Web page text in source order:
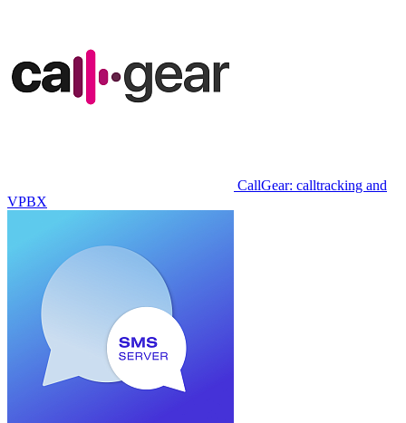
CallGear: calltracking and
VPBX